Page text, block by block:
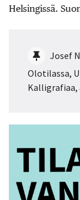
Helsingissä.
Josef
Olotilassa,
Kalligrafiaa,